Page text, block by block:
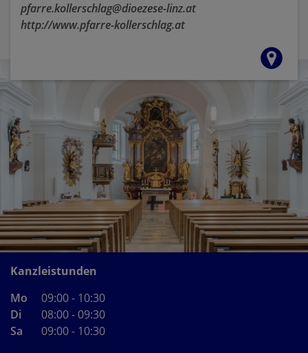
pfarre.kollerschlag@dioezese-linz.at
http://www.pfarre-kollerschlag.at
Kanzleistunden
Mo
09:00 - 10:30
Di
08:00 - 09:30
Sa
09:00 - 10:30